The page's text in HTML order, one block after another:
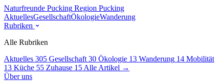
Naturfreunde Pucking Region Pucking
AktuellesGesellschaftÖkologieWanderung
Rubriken
Alle Rubriken
Aktuelles 305 Gesellschaft 30 Ökologie 13 Wanderung 14 Mobilität
13 Küche 55 Zuhause 15 Alle Artikel →
Über uns